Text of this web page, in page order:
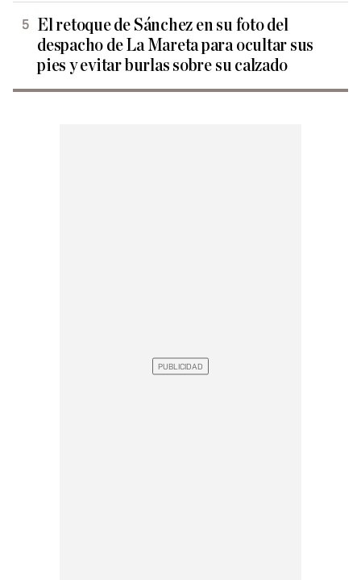
El retoque de Sánchez en su foto del
despacho de La Mareta para ocultar sus
pies y evitar burlas sobre su calzado